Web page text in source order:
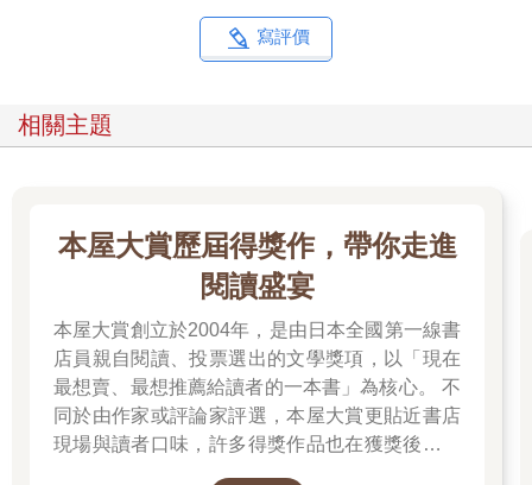
寫評價
相關主題
本屋大賞歷屆得獎作，帶你走進
閱讀盛宴
本屋大賞創立於2004年，是由日本全國第一線書
店員親自閱讀、投票選出的文學獎項，以「現在
最想賣、最想推薦給讀者的一本書」為核心。 不
同於由作家或評論家評選，本屋大賞更貼近書店
現場與讀者口味，許多得獎作品也在獲獎後成為
暢銷書，並改編為電影、戲劇或動畫。除了日本